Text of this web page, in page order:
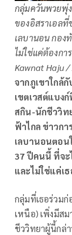
กลุ่มควันพวยพุ่
ของอิสราเอลที่
เลบานอน กอง
ไม่ใช่แค่ต้องกา
Kawnat Haju /
จากภูเขาใกล้
เขตเวสต์แบง
สกิน-นักชีววิท
ฟ้าไกล ข่าวก
เลบานอนตอน
37 ปีคนนี้ ที่จะ
และไม่ใช่แค่เ
กลุ่มที่เธอร่วมก่
เหนือ) เพิ่งมีส
ชีววิทยาผู้นี้กล่